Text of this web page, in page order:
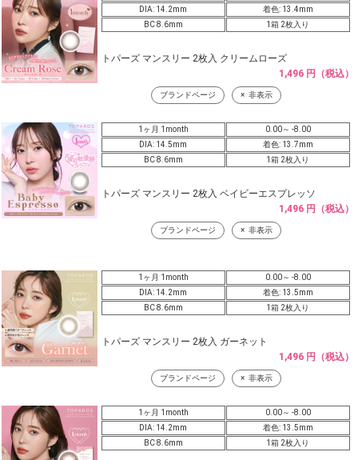
DIA: 14.2mm
着色: 13.4mm
BC 8.6mm
1箱 2枚入り
トパーズ マンスリー 2枚入 クリームローズ
1,496 円（税込）
ブランドページ 非表示
1ヶ月 1month
0.00～ -8.00
DIA: 14.5mm
着色: 13.7mm
BC 8.6mm
1箱 2枚入り
トパーズ マンスリー 2枚入 ベイビーエスプレッソ
1,496 円（税込）
ブランドページ 非表示
1ヶ月 1month
0.00～ -8.00
DIA: 14.2mm
着色: 13.5mm
BC 8.6mm
1箱 2枚入り
トパーズ マンスリー 2枚入 ガーネット
1,496 円（税込）
ブランドページ 非表示
1ヶ月 1month
0.00～ -8.00
DIA: 14.2mm
着色: 13.5mm
BC 8.6mm
1箱 2枚入り